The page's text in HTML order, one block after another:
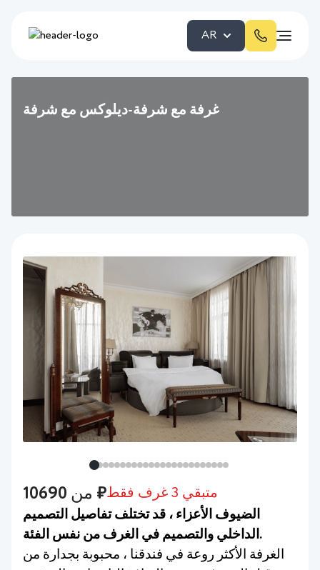
AR
غرفة مع شرفة-ديلوكس مع شرفة
من 10690 ₽ متبقي 3 غرف فقط
الضيوف الأعزاء ، قد تختلف تفاصيل التصميم
الداخلي والتصميم في الغرف من نفس الفئة.
الغرفة الأكثر روعة في فندقنا ، محبوبة بجدارة من